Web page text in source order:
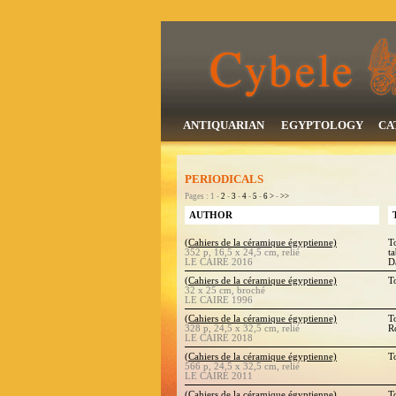
ANTIQUARIAN EGYPTOLOGY
PERIODICALS
Pages : 1 - 2 - 3 - 4 - 5 - 6 > - >>
AUTHOR
(Cahiers de la céramique égyptienne)
352 p, 16,5 x 24,5 cm, relié
LE CAIRE 2016
(Cahiers de la céramique égyptienne)
32 x 25 cm, broché
LE CAIRE 1996
(Cahiers de la céramique égyptienne)
328 p, 24,5 x 32,5 cm, relié
LE CAIRE 2018
(Cahiers de la céramique égyptienne)
566 p, 24,5 x 32,5 cm, relié
LE CAIRE 2011